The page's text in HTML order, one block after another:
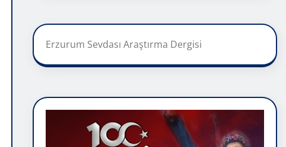
Erzurum Sevdası Araştırma Dergisi